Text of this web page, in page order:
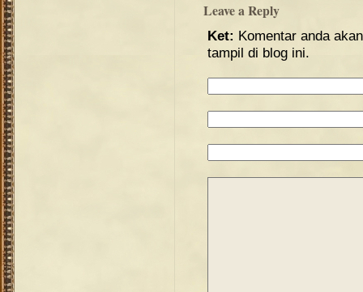
Leave a Reply
Ket: Komentar anda
tampil di blog ini.